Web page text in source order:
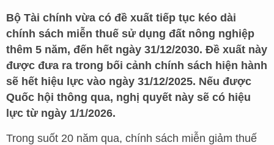
Bộ Tài chính vừa có đề xuất tiếp tục kéo dài
chính sách miễn thuế sử dụng đất nông nghiệp
thêm 5 năm, đến hết ngày 31/12/2030. Đề xuất này
được đưa ra trong bối cảnh chính sách hiện hành
sẽ hết hiệu lực vào ngày 31/12/2025. Nếu được
Quốc hội thông qua, nghị quyết này sẽ có hiệu
lực từ ngày 1/1/2026.
Trong suốt 20 năm qua, chính sách miễn giảm thuế